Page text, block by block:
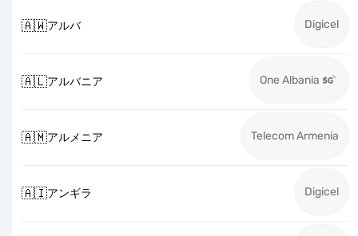
🇦🇼アルバ Digicel
🇦🇱アルバニア One Albania
🇦🇲アルメニア Telecom Armenia
🇦🇮アンギラ Digicel